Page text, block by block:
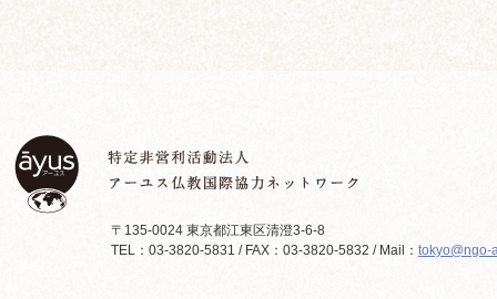
〒135-0024 東京都江東区清澄3-6-8
TEL：03-3820-5831 / FAX：03-3820-5832 / Mail： tokyo@ngo-